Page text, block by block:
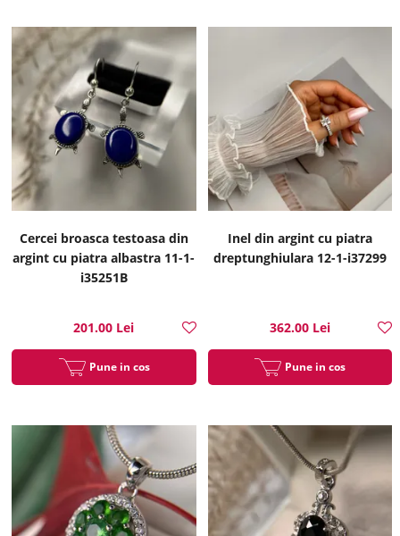
Cercei broasca testoasa din
argint cu piatra albastra 11-1-
i35251B
201.00 Lei
Pune in cos
Inel din argint cu piatra
dreptunghiulara 12-1-i37299
362.00 Lei
Pune in cos